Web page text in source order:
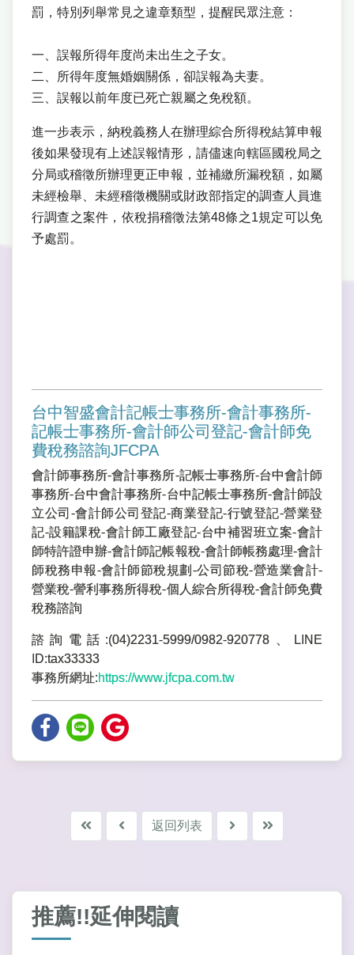
罰，特別列舉常見之違章類型，提醒民眾注意：
一、誤報所得年度尚未出生之子女。
二、所得年度無婚姻關係，卻誤報為夫妻。
三、誤報以前年度已死亡親屬之免稅額。
進一步表示，納稅義務人在辦理綜合所得稅結算申報
後如果發現有上述誤報情形，請儘速向轄區國稅局之
分局或稽徵所辦理更正申報，並補繳所漏稅額，如屬
未經檢舉、未經稽徵機關或財政部指定的調查人員進
行調查之案件，依稅捐稽徵法第48條之1規定可以免
予處罰。
台中智盛會計記帳士事務所-會計事務所-
記帳士事務所-會計師公司登記-會計師免
費稅務諮詢JFCPA
會計師事務所-會計事務所-記帳士事務所-台中會計師
事務所-台中會計事務所-台中記帳士事務所-會計師設
立公司-會計師公司登記-商業登記-行號登記-營業登
記-設籍課稅-會計師工廠登記-台中補習班立案-會計
師特許證申辦-會計師記帳報稅-會計師帳務處理-會計
師稅務申報-會計師節稅規劃-公司節稅-營造業會計-
營業稅-謍利事務所得稅-個人綜合所得稅-會計師免費
稅務諮詢
諮詢電話:(04)2231-5999/0982-920778、LINE
ID:tax33333
事務所網址:https://www.jfcpa.com.tw
返回列表
推薦!!延伸閱讀